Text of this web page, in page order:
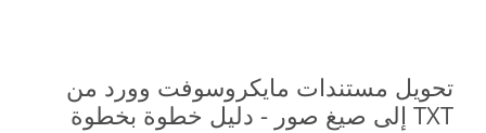
تحويل مستندات مايكروسوفت وورد من
TXT إلى صيغ صور - دليل خطوة بخطوة